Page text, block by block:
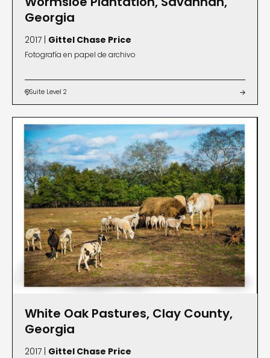
Georgia
2017 | Gittel Chase Price
Fotografía en papel de archivo
Suite Level 2 
White Oak Pastures, Clay County,
Georgia
2017 | Gittel Chase Price